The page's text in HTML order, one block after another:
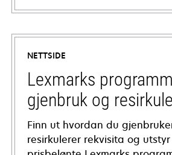
opens
in
new
tab
NETTSIDE
Lexmarks
gjenbruk og
Finn ut hvordan du
resirkulerer rekvisita og